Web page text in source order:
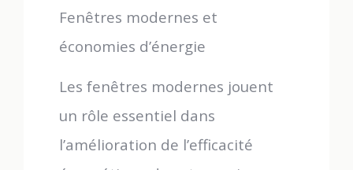
Fenêtres modernes et
économies d’énergie
Les fenêtres modernes jouent
un rôle essentiel dans
l’amélioration de l’efficacité